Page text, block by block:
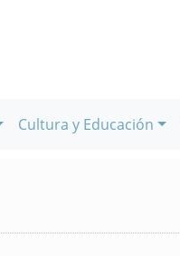
Cultura y Educación